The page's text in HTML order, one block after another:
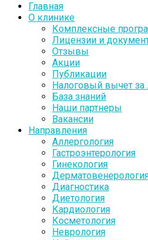
Главная
О клинике
Комплексные
Лицензии и
Отзывы
Акции
Публикации
Налоговый вычет за
База знаний
Наши партнеры
Вакансии
Направления
Аллергология
Гастроэнтерология
Гинекология
Диагностика
Диетология
Кардиология
Косметология
Неврология